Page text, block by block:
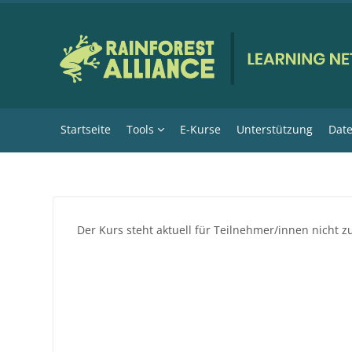
Startseite Tools E-Kurse Unterstützung
Der Kurs steht aktuell für Teilnehmer/innen nicht